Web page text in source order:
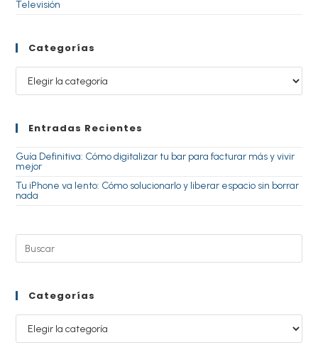
Televisión
Categorías
Entradas Recientes
Guía Definitiva: Cómo digitalizar tu bar para facturar más y vivir
mejor
Tu iPhone va lento: Cómo solucionarlo y liberar espacio sin borrar
nada
Categorías